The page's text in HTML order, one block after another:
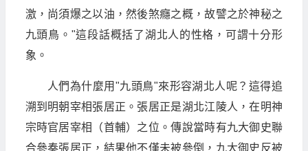
激，尚須爆之以油，然後煞癮之概，故譬之於神秘之
九頭鳥。"這段話概括了湖北人的性格，可謂十分形
象。
人們為什麼用"九頭鳥"來形容湖北人呢？這得追
溯到明朝宰相張居正。張居正是湖北江陵人，在明神
宗時官居宰相（首輔）之位。傳說當時有九大御史聯
合參奏張居正，結果他不僅未被參倒，九大御史反被